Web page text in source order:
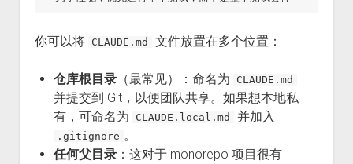
你可以将 CLAUDE.md 文件放置在多个位置：
仓库根目录（最常见）：命名为 CLAUDE.md
并提交到 Git，以便团队共享。如果想本地私
有，可命名为
CLAUDE.local.md 并加入
.gitignore 。
任何父目录：这对于 monorepo 项目很有